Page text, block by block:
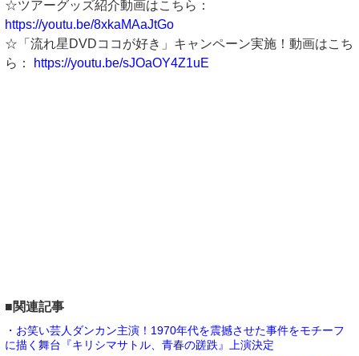
☆ツアーグッズ紹介動画はこちら：
https://youtu.be/8xkaMAaJtGo
☆「流れ星DVDココが好き」キャンペーン実施！動画はこち
ら：
https://youtu.be/sJOaOY4Z1uE
■関連記事
・お笑い芸人ダンカン主演！1970年代を震撼させた事件をモチーフ
に描く舞台『キリシマサトル、青春の蹉跌』上演決定